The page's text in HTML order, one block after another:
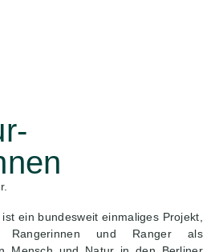
ein bundesweit einmaliges Projekt,
Rangerinnen und Ranger als